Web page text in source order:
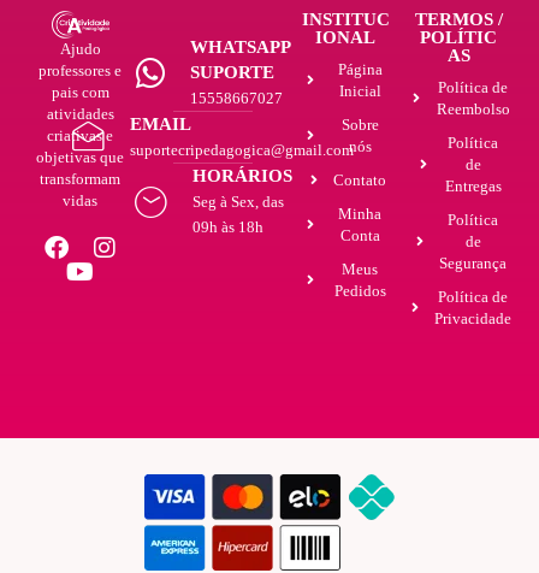
Ajudo
professores e
pais com
atividades
criativas e
objetivas que
transformam
vidas
WHATSAPP
SUPORTE
15558667027
EMAIL
suportecripedagogica@gmail.com
HORÁRIOS
Seg à Sex, das
09h às 18h
INSTITUC
IONAL
Página
Inicial
Sobre
nós
Contato
Minha
Conta
Meus
Pedidos
TERMOS /
POLÍTIC
AS
Política de
Reembolso
Política
de
Entregas
Política
de
Segurança
Política de
Privacidade